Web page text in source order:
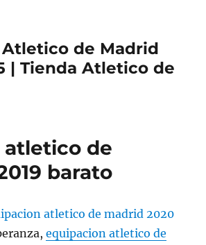
Atletico de Madrid
| Tienda Atletico de
atletico de
barato
equipacion atletico de